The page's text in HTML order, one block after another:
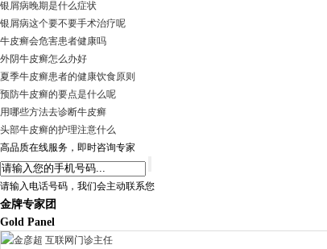
银屑病晚期是什么症状
银屑病这个要不要手术治疗呢
牛皮癣会危害患者健康吗
外阴牛皮癣怎么办好
夏季牛皮癣患者的健康饮食原则
预防牛皮癣的要点是什么呢
用哪些方法去诊断牛皮癣
头部牛皮癣的护理注意什么
高品质在线服务，即时咨询专家
请输入电话号码，我们会主动联系您
金牌专家团
Gold Panel